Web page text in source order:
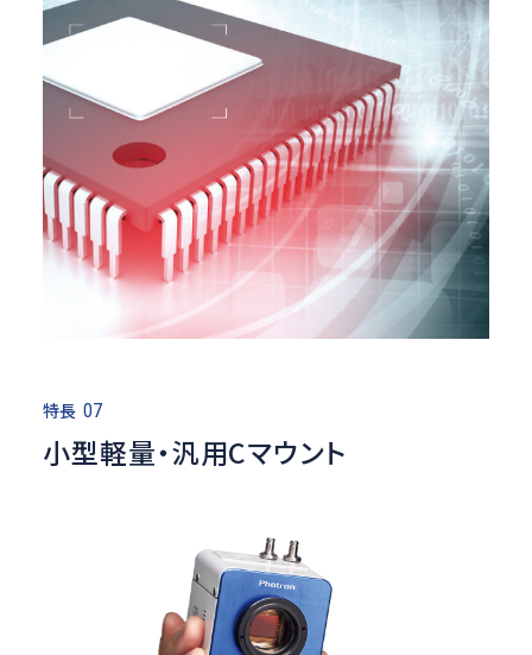
特長 07
小型軽量・汎用Cマウント